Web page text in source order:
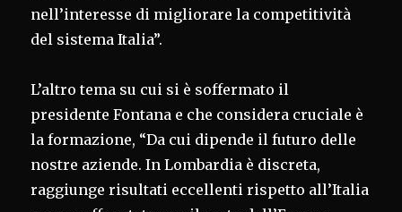
nell’interesse di migliorare la competitività
del sistema Italia”.
L’altro tema su cui si è soffermato il
presidente Fontana e che considera cruciale è
la formazione, “Da cui dipende il futuro delle
nostre aziende. In Lombardia è discreta,
raggiunge risultati eccellenti rispetto all’Italia